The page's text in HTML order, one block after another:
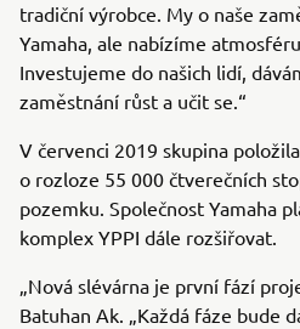
tradiční výrobce. My o naše
Yamaha, ale nabízíme
Investujeme do našich lidí,
zaměstnání růst a učit se.“
V červenci 2019 skupina
o rozloze 55 000 čtverečních
pozemku. Společnost Yamaha
komplex YPPI dále rozšiřovat.
„Nová slévárna je první fází
Batuhan Ak. „Každá fáze bude